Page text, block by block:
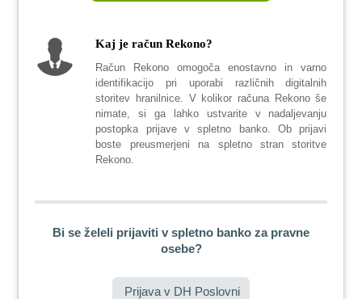
Kaj je račun Rekono?
Račun Rekono omogoča enostavno in varno
identifikacijo pri uporabi različnih digitalnih
storitev hranilnice. V kolikor računa Rekono še
nimate, si ga lahko ustvarite v nadaljevanju
postopka prijave v spletno banko. Ob prijavi
boste preusmerjeni na spletno stran storitve
Rekono.
Bi se želeli prijaviti v spletno banko za pravne
osebe?
Prijava v DH Poslovni